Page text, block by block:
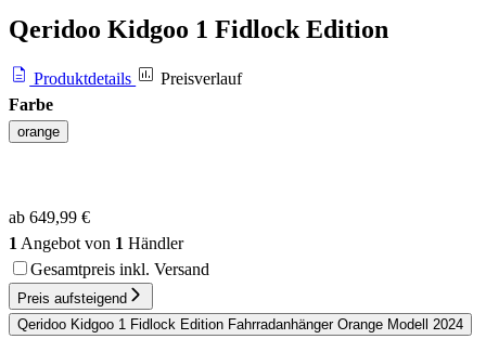
Qeridoo Kidgoo 1 Fidlock Edition
Produktdetails
Preisverlauf
Farbe
orange
ab 649,99 €
1 Angebot von 1 Händler
Gesamtpreis inkl. Versand
Preis aufsteigend
Qeridoo Kidgoo 1 Fidlock Edition Fahrradanhänger Orange Modell 2024